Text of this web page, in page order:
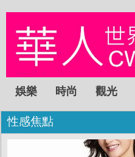
娛樂 時尚 觀光
性感焦點